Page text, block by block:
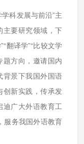
科发展与前沿”主
主要研究领域，下
翻译学”“比较文学
题方向，邀请国内
背景下我国外国语
创新实践，传承发
迪广大外语教育工
服务我国外语教育